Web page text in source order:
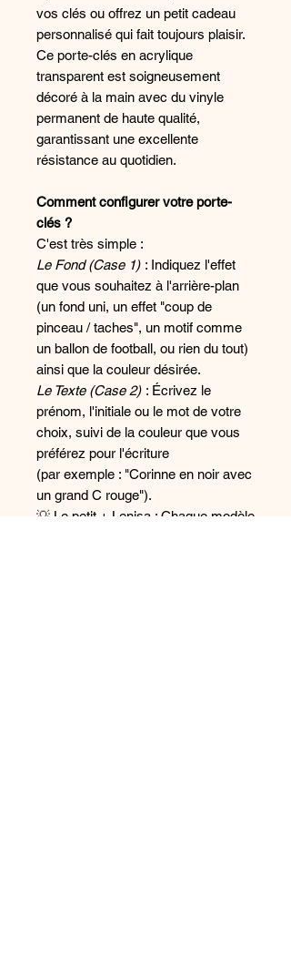
vos clés ou offrez un petit cadeau
personnalisé qui fait toujours plaisir.
Ce porte-clés en acrylique
transparent est soigneusement
décoré à la main avec du vinyle
permanent de haute qualité,
garantissant une excellente
résistance au quotidien.
Comment configurer votre porte-
clés ?
C'est très simple :
Le Fond (Case 1) : Indiquez l'effet
que vous souhaitez à l'arrière-plan
(un fond uni, un effet "coup de
pinceau / taches", un motif comme
un ballon de football, ou rien du tout)
ainsi que la couleur désirée.
Le Texte (Case 2) : Écrivez le
prénom, l'initiale ou le mot de votre
choix, suivi de la couleur que vous
préférez pour l'écriture
(par exemple : "Corinne en noir avec
un grand C rouge").
💡 Le petit + Lenisa : Chaque modèle